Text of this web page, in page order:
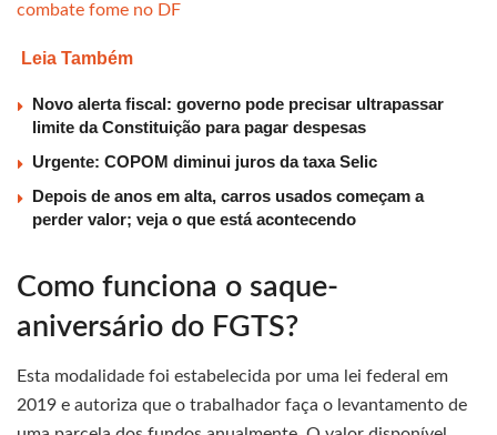
combate fome no DF
Leia Também
Novo alerta fiscal: governo pode precisar ultrapassar
limite da Constituição para pagar despesas
Urgente: COPOM diminui juros da taxa Selic
Depois de anos em alta, carros usados começam a
perder valor; veja o que está acontecendo
Como funciona o saque-
aniversário do FGTS?
Esta modalidade foi estabelecida por uma lei federal em
2019 e autoriza que o trabalhador faça o levantamento de